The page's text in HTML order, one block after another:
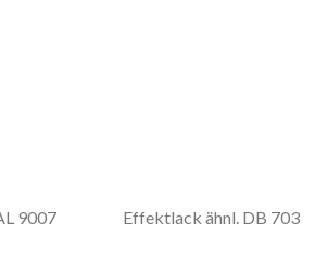
9007 Effektlack ähnl. DB 703